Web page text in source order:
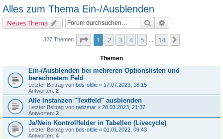
Alles zum Thema Ein-/Ausblenden
Neues Thema Suche
327 Themen Seite von
1 2 3 4 5 14
Themen
Ein-/Ausblenden bei mehreren Optionslisten und
berechnetem Feld
Letzter Beitrag von bds-oldie « 17.07.2023, 18:15
Antworten: 2
Alle Instanzen "Textfeld" ausblenden
Letzter Beitrag von radzmar « 28.03.2023, 21:37
Antworten: 2
Ja/Nein Kontrollfelder in Tabellen (Livecycle)
Letzter Beitrag von bds-oldie « 01.01.2022, 09:43
Antworten: 4